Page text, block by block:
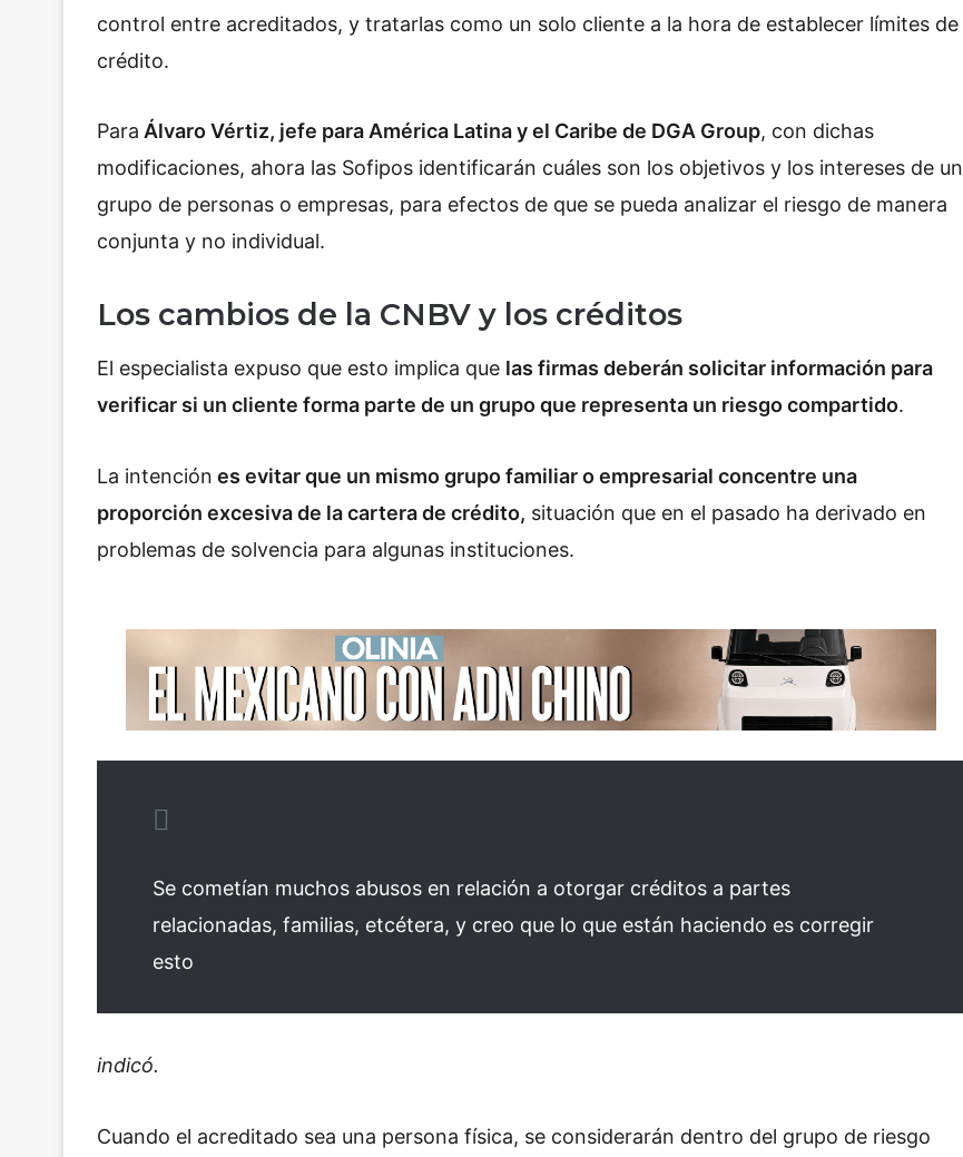
control entre acreditados, y tratarlas como un solo cliente a la hora de establecer límites de
crédito.
Para Álvaro Vértiz, jefe para América Latina y el Caribe de DGA Group, con dichas
modificaciones, ahora las Sofipos identificarán cuáles son los objetivos y los intereses de un
grupo de personas o empresas, para efectos de que se pueda analizar el riesgo de manera
conjunta y no individual.
Los cambios de la CNBV y los créditos
El especialista expuso que esto implica que las firmas deberán solicitar información para
verificar si un cliente forma parte de un grupo que representa un riesgo compartido.
La intención es evitar que un mismo grupo familiar o empresarial concentre una
proporción excesiva de la cartera de crédito, situación que en el pasado ha derivado en
problemas de solvencia para algunas instituciones.
Se cometían muchos abusos en relación a otorgar créditos a partes
relacionadas, familias, etcétera, y creo que lo que están haciendo es corregir
esto
indicó.
Cuando el acreditado sea una persona física, se considerarán dentro del grupo de riesgo